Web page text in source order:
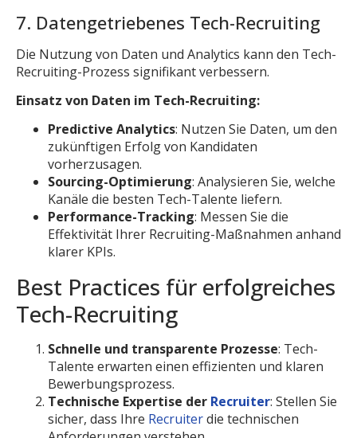
7. Datengetriebenes Tech-Recruiting
Die Nutzung von Daten und Analytics kann den Tech-
Recruiting-Prozess signifikant verbessern.
Einsatz von Daten im Tech-Recruiting:
Predictive Analytics: Nutzen Sie Daten, um den
zukünftigen Erfolg von Kandidaten
vorherzusagen.
Sourcing-Optimierung: Analysieren Sie, welche
Kanäle die besten Tech-Talente liefern.
Performance-Tracking: Messen Sie die
Effektivität Ihrer Recruiting-Maßnahmen anhand
klarer KPIs.
Best Practices für erfolgreiches
Tech-Recruiting
Schnelle und transparente Prozesse: Tech-
Talente erwarten einen effizienten und klaren
Bewerbungsprozess.
Technische Expertise der Recruiter: Stellen Sie
sicher, dass Ihre Recruiterdie technischen